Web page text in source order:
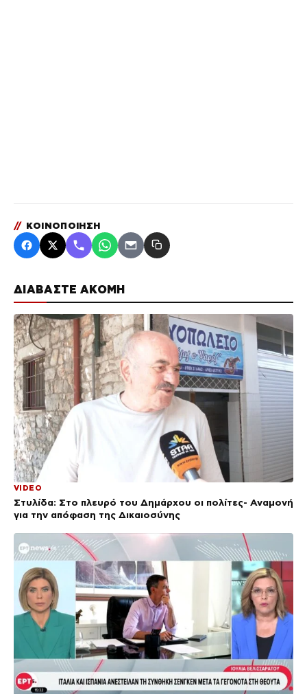
ΔΙΑΒΑΣΤΕ ΑΚΟΜΗ
VIDEO
Στυλίδα: Στο πλευρό του Δημάρχου οι πολίτες- Αναμονή
για την απόφαση της Δικαιοσύνης
// ΚΟΙΝΟΠΟΙΗΣΗ